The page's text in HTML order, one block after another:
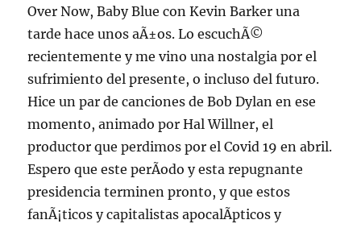
Over Now, Baby Blue con Kevin Barker una
tarde hace unos aÃ±os. Lo escuchÃ©
recientemente y me vino una nostalgia por el
sufrimiento del presente, o incluso del futuro.
Hice un par de canciones de Bob Dylan en ese
momento, animado por Hal Willner, el
productor que perdimos por el Covid 19 en abril.
Espero que este perÃ­odo y esta repugnante
presidencia terminen pronto, y que estos
fanÃ¡ticos y capitalistas apocalÃ­pticos y